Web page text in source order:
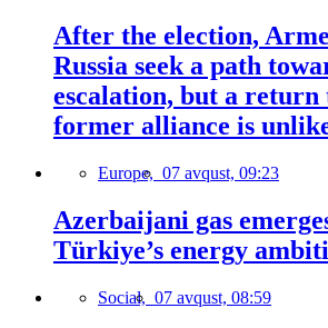
After the election,
Russia seek a path
escalation, but a
former alliance is
Europe, 07 avqust, 09:23
Azerbaijani gas
Türkiye’s energy
Social, 07 avqust, 08:59